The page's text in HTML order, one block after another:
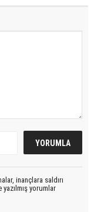
inançlara saldırı
yorumlar